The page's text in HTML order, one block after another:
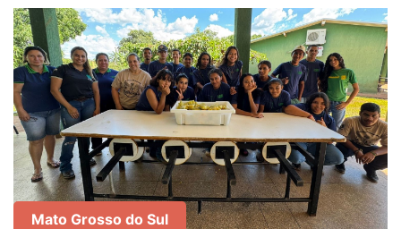
Mato Grosso do Sul